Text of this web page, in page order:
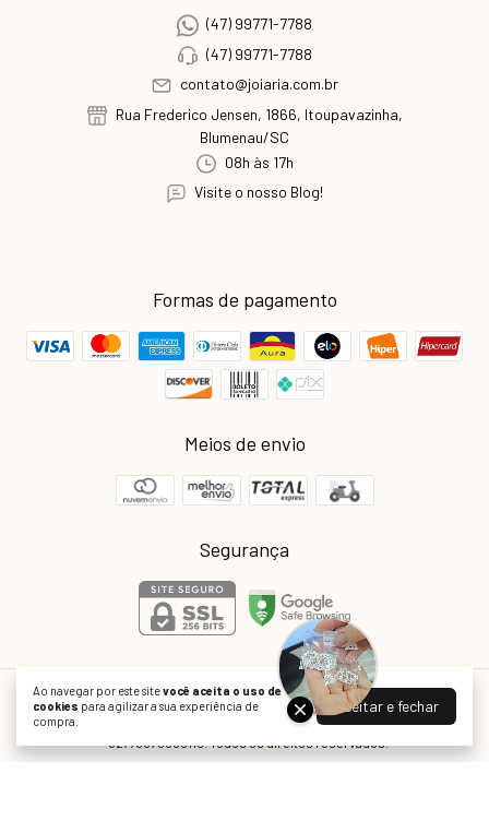
Ao navegar por este sitevocê aceita o uso de
cookies para agilizar a sua experiência de
compra.
Aceitar e fechar
(47) 99771-7788
(47) 99771-7788
contato@joiaria.com.br
Rua Frederico Jensen, 1866, Itoupavazinha,
Blumenau/SC
08h às 17h
Visite o nosso Blog!
Formas de pagamento
Meios de envio
Segurança
Joiaria Atacado
©2026. Joiaria é o nome fantasia da empresa Real Indústria e Comércio Ltda